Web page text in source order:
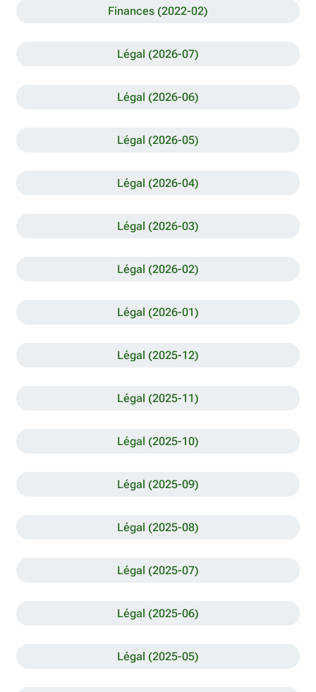
Finances (2022-02)
Légal (2026-07)
Légal (2026-06)
Légal (2026-05)
Légal (2026-04)
Légal (2026-03)
Légal (2026-02)
Légal (2026-01)
Légal (2025-12)
Légal (2025-11)
Légal (2025-10)
Légal (2025-09)
Légal (2025-08)
Légal (2025-07)
Légal (2025-06)
Légal (2025-05)